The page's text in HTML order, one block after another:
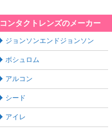
コンタクトレンズのメーカー
ジョンソンエンドジョンソン
ボシュロム
アルコン
シード
アイレ